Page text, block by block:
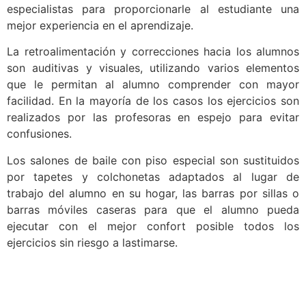
especialistas para proporcionarle al estudiante una
mejor experiencia en el aprendizaje.
La retroalimentación y correcciones hacia los alumnos
son auditivas y visuales, utilizando varios elementos
que le permitan al alumno comprender con mayor
facilidad. En la mayoría de los casos los ejercicios son
realizados por las profesoras en espejo para evitar
confusiones.
Los salones de baile con piso especial son sustituidos
por tapetes y colchonetas adaptados al lugar de
trabajo del alumno en su hogar, las barras por sillas o
barras móviles caseras para que el alumno pueda
ejecutar con el mejor confort posible todos los
ejercicios sin riesgo a lastimarse.